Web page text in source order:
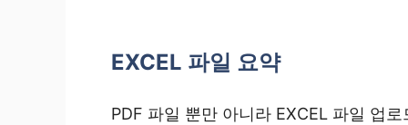
EXCEL 파일 요약
PDF 파일 뿐만 아니라 EXCEL 파일 업